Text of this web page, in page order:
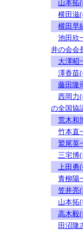
山本拓
横田滋
横田早
池田欣
井の会会
大澤昭
澤香苗
藤田隆
西岡力
の全国協
荒木和
竹本直
鷲尾英
三宅博
上田勇
青柳陽
笠井亮
山本拓
高木毅
田沼隆